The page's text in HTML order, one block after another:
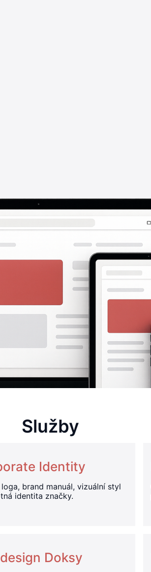
Služby
Identity
brand manuál, vizuální styl
identita značky.
Doksy